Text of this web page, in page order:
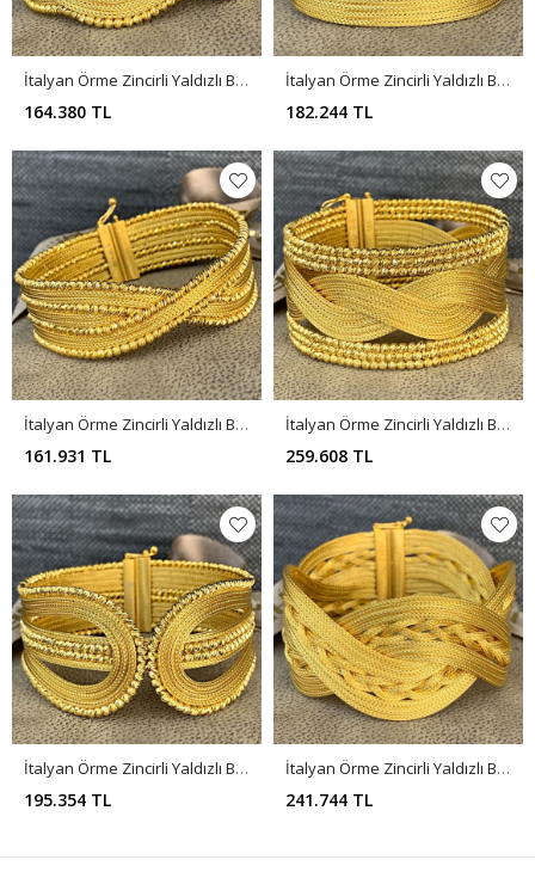
İtalyan Örme Zincirli Yaldızlı Bileklik BL0140
164.380 TL
İtalyan Örme Zincirli Yaldızlı Bileklik BL0139
182.244 TL
İtalyan Örme Zincirli Yaldızlı Bileklik BL0138
161.931 TL
İtalyan Örme Zincirli Yaldızlı Bileklik BL0137
259.608 TL
İtalyan Örme Zincirli Yaldızlı Bileklik BL0136
195.354 TL
İtalyan Örme Zincirli Yaldızlı Bileklik BL0134
241.744 TL